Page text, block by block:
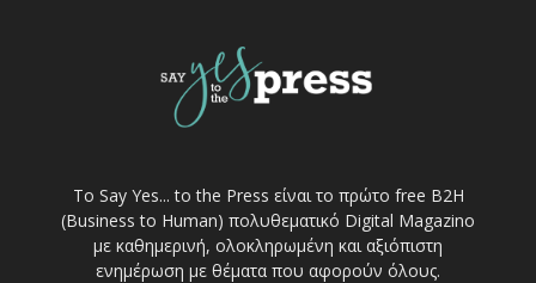
Το Say Yes... to the Press είναι το πρώτο free Β2Η
(Business to Human) πολυθεματικό Digital Magazino
με καθημερινή, ολοκληρωμένη και αξιόπιστη
ενημέρωση με θέματα που αφορούν όλους.